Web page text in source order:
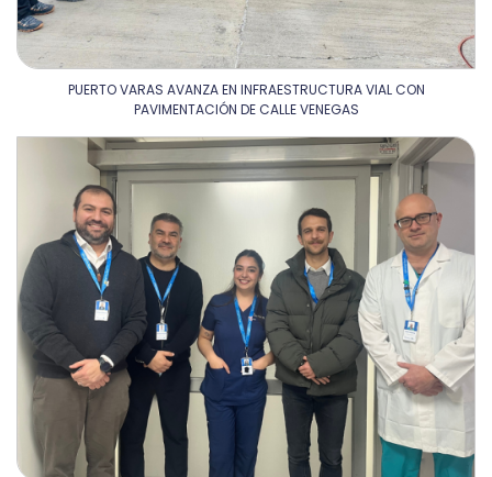
PUERTO VARAS AVANZA EN INFRAESTRUCTURA VIAL CON
PAVIMENTACIÓN DE CALLE VENEGAS